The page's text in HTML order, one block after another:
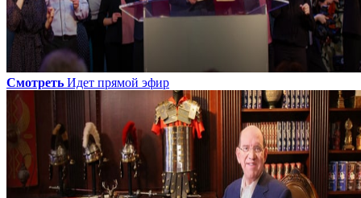
Смотреть Идет прямой эфир